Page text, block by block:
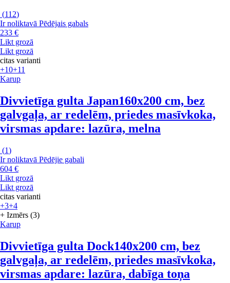
(112)
Ir noliktavā Pēdējais gabals
233 €
Likt grozā
Likt grozā
citas varianti
+10+11
Karup
Divvietīga gulta Japan160x200 cm, bez
galvgaļa, ar redelēm, priedes masīvkoka,
virsmas apdare: lazūra, melna
(1)
Ir noliktavā Pēdējie gabali
604 €
Likt grozā
Likt grozā
citas varianti
+3+4
+ Izmērs (3)
Karup
Divvietīga gulta Dock140x200 cm, bez
galvgaļa, ar redelēm, priedes masīvkoka,
virsmas apdare: lazūra, dabīga toņa